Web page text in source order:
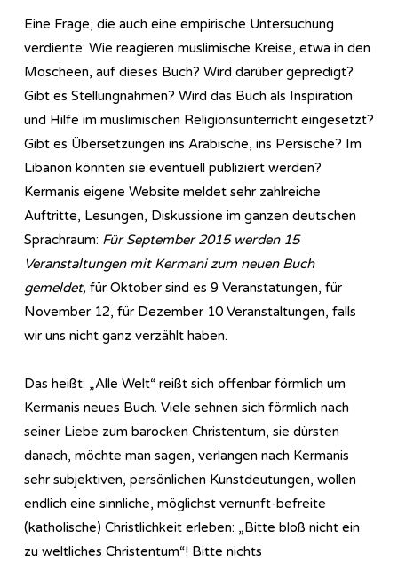
Eine Frage, die auch eine empirische Untersuchung
verdiente: Wie reagieren muslimische Kreise, etwa in den
Moscheen, auf dieses Buch? Wird darüber gepredigt?
Gibt es Stellungnahmen? Wird das Buch als Inspiration
und Hilfe im muslimischen Religionsunterricht eingesetzt?
Gibt es Übersetzungen ins Arabische, ins Persische? Im
Libanon könnten sie eventuell publiziert werden?
Kermanis eigene Website meldet sehr zahlreiche
Auftritte, Lesungen, Diskussione im ganzen deutschen
Sprachraum: Für September 2015 werden 15
Veranstaltungen mit Kermani zum neuen Buch
gemeldet, für Oktober sind es 9 Veranstatungen, für
November 12, für Dezember 10 Veranstaltungen, falls
wir uns nicht ganz verzählt haben.
Das heißt: „Alle Welt“ reißt sich offenbar förmlich um
Kermanis neues Buch. Viele sehnen sich förmlich nach
seiner Liebe zum barocken Christentum, sie dürsten
danach, möchte man sagen, verlangen nach Kermanis
sehr subjektiven, persönlichen Kunstdeutungen, wollen
endlich eine sinnliche, möglichst vernunft-befreite
(katholische) Christlichkeit erleben: „Bitte bloß nicht ein
zu weltliches Christentum“! Bitte nichts